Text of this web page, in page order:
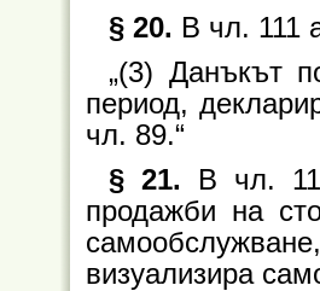
§ 20. В чл. 111
„(3) Данъкът
период,
чл. 89.“
§ 21. В чл.
продажби на
визуализира